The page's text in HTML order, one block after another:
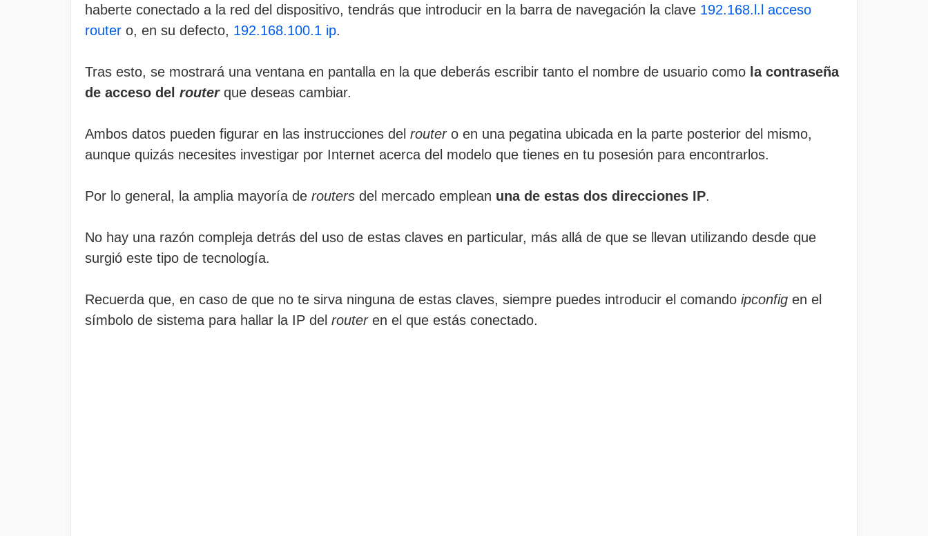
haberte conectado a la red del dispositivo, tendrás que introducir en la barra de navegación la clave 192.168.l.l acceso
router o, en su defecto, 192.168.100.1 ip.
Tras esto, se mostrará una ventana en pantalla en la que deberás escribir tanto el nombre de usuario como la contraseña
de acceso del routerque deseas cambiar.
Ambos datos pueden figurar en las instrucciones del router o en una pegatina ubicada en la parte posterior del mismo,
aunque quizás necesites investigar por Internet acerca del modelo que tienes en tu posesión para encontrarlos.
Por lo general, la amplia mayoría de routers del mercado emplean una de estas dos direcciones IP.
No hay una razón compleja detrás del uso de estas claves en particular, más allá de que se llevan utilizando desde que
surgió este tipo de tecnología.
Recuerda que, en caso de que no te sirva ninguna de estas claves, siempre puedes introducir el comando ipconfig en el
símbolo de sistema para hallar la IP del routeren el que estás conectado.